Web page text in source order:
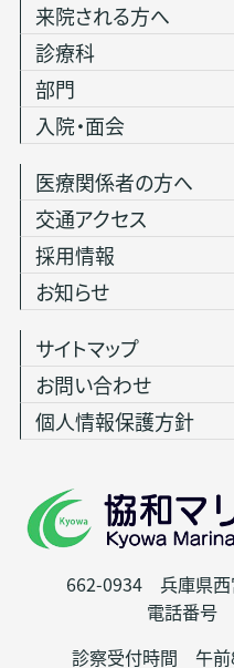
662-0934 兵庫県西
電話番号
診察受付時間 午前
来院される方へ
診療科
部門
入院・面会
医療関係者の方へ
交通アクセス
採用情報
お知らせ
サイトマップ
お問い合わせ
個人情報保護方針